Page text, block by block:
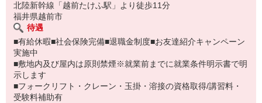
北陸新幹線「越前たけふ駅」より徒歩11分
福井県越前市
待遇
■有給休暇■社会保険完備■退職金制度■お友達紹介キャンペーン
実施中
■敷地内及び屋内は原則禁煙※就業前までに就業条件明示書で明
示します
■フォークリフト・クレーン・玉掛・溶接の資格取得/講習料・
受験料補助有